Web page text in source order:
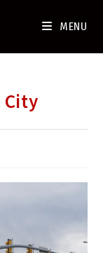
MENU